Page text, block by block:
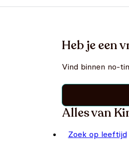
Heb je een
Vind binnen no-
Alles van
Zoek op leeftijd